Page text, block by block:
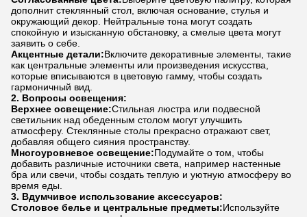
дополнит стеклянный стол, включая основание, стулья и
окружающий декор. Нейтральные тона могут создать
спокойную и изысканную обстановку, а смелые цвета могут
заявить о себе.
Акцентные детали:Включите декоративные элементы, такие
как центральные элементы или произведения искусства,
которые вписываются в цветовую гамму, чтобы создать
гармоничный вид.
2. Вопросы освещения:
Верхнее освещение:Стильная люстра или подвесной
светильник над обеденным столом могут улучшить
атмосферу. Стеклянные столы прекрасно отражают свет,
добавляя общего сияния пространству.
Многоуровневое освещение:Подумайте о том, чтобы
добавить различные источники света, например настенные
бра или свечи, чтобы создать теплую и уютную атмосферу во
время еды.
3. Вдумчивое использование аксессуаров:
Столовое белье и центральные предметы:Используйте